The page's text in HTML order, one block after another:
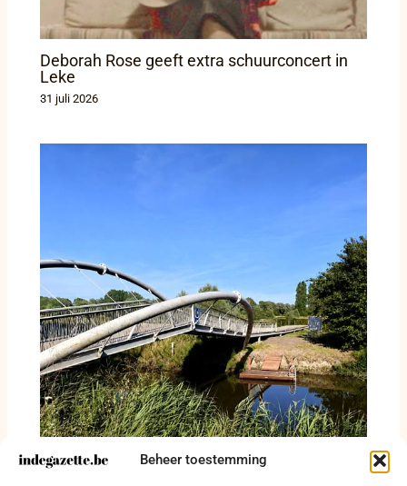
Beheer toestemming
Deborah Rose geeft extra schuurconcert in
Leke
31 juli 2026